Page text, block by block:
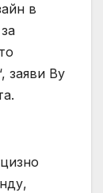
в
заяви Ву